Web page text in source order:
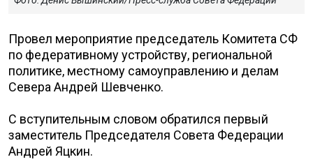
Провел мероприятие председатель Комитета СФ
по федеративному устройству, региональной
политике, местному самоуправлению и делам
Севера Андрей Шевченко.
С вступительным словом обратился первый
заместитель Председателя Совета Федерации
Андрей Яцкин.